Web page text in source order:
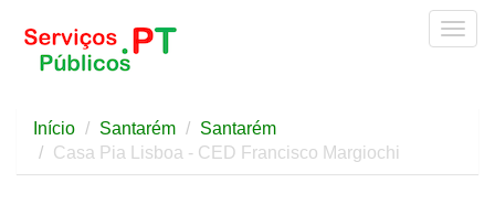
Início Santarém
Santarém
Casa Pia Lisboa - CED Francisco Margiochi